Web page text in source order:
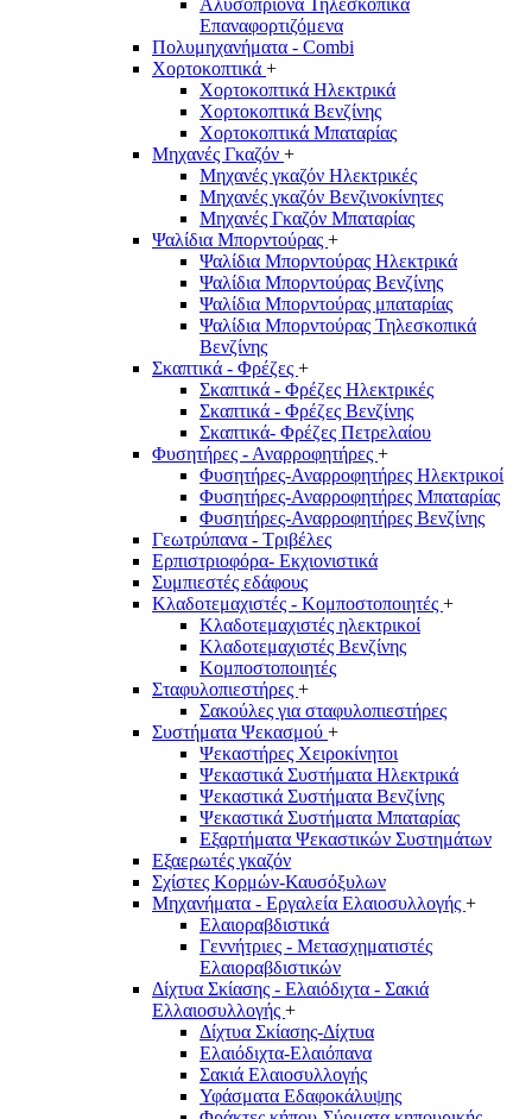
Αλυσοπρίονα Τηλεσκοπικά
Επαναφορτιζόμενα
Πολυμηχανήματα - Combi
Χορτοκοπτικά +
Χορτοκοπτικά Ηλεκτρικά
Χορτοκοπτικά Βενζίνης
Χορτοκοπτικά Μπαταρίας
Μηχανές Γκαζόν +
Μηχανές γκαζόν Ηλεκτρικές
Μηχανές γκαζόν Βενζινοκίνητες
Μηχανές Γκαζόν Μπαταρίας
Ψαλίδια Μπορντούρας +
Ψαλίδια Μπορντούρας Hλεκτρικά
Ψαλίδια Μπορντούρας Βενζίνης
Ψαλίδια Μπορντούρας μπαταρίας
Ψαλίδια Μπορντούρας Τηλεσκοπικά
Βενζίνης
Σκαπτικά - Φρέζες +
Σκαπτικά - Φρέζες Ηλεκτρικές
Σκαπτικά - Φρέζες Βενζίνης
Σκαπτικά- Φρέζες Πετρελαίου
Φυσητήρες - Αναρροφητήρες +
Φυσητήρες-Αναρροφητήρες Ηλεκτρικοί
Φυσητήρες-Αναρροφητήρες Μπαταρίας
Φυσητήρες-Αναρροφητήρες Βενζίνης
Γεωτρύπανα - Τριβέλες
Ερπιστριοφόρα- Εκχιονιστικά
Συμπιεστές εδάφους
Κλαδοτεμαχιστές - Κομποστοποιητές +
Κλαδοτεμαχιστές ηλεκτρικοί
Κλαδοτεμαχιστές Βενζίνης
Κομποστοποιητές
Σταφυλοπιεστήρες +
Σακούλες για σταφυλοπιεστήρες
Συστήματα Ψεκασμού +
Ψεκαστήρες Χειροκίνητοι
Ψεκαστικά Συστήματα Ηλεκτρικά
Ψεκαστικά Συστήματα Βενζίνης
Ψεκαστικά Συστήματα Μπαταρίας
Εξαρτήματα Ψεκαστικών Συστημάτων
Εξαερωτές γκαζόν
Σχίστες Κορμών-Καυσόξυλων
Μηχανήματα - Εργαλεία Ελαιοσυλλογής +
Ελαιοραβδιστικά
Γεννήτριες - Μετασχηματιστές
Ελαιοραβδιστικών
Δίχτυα Σκίασης - Ελαιόδιχτα - Σακιά
Ελλαιοσυλλογής +
Δίχτυα Σκίασης-Δίχτυα
Ελαιόδιχτα-Ελαιόπανα
Σακιά Ελαιοσυλλογής
Υφάσματα Εδαφοκάλυψης